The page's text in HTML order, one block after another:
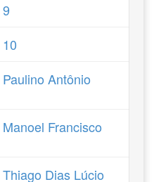
Antônio
Francisco
Dias Lúcio